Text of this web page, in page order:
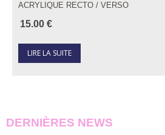
ACRYLIQUE RECTO / VERSO
15.00 €
LIRE LA SUITE
DERNIÈRES NEWS